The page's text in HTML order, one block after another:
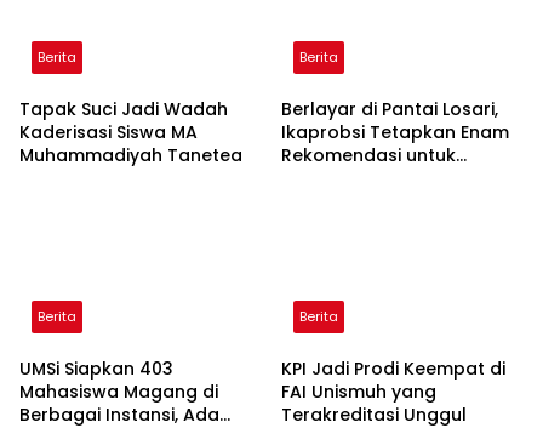
Berita
Tapak Suci Jadi Wadah
Kaderisasi Siswa MA
Muhammadiyah Tanetea
Berita
Berlayar di Pantai Losari,
Ikaprobsi Tetapkan Enam
Rekomendasi untuk
Berita
UMSi Siapkan 403
Mahasiswa Magang di
Berbagai Instansi, Ada
Berita
KPI Jadi Prodi Keempat di
FAI Unismuh yang
Terakreditasi Unggul